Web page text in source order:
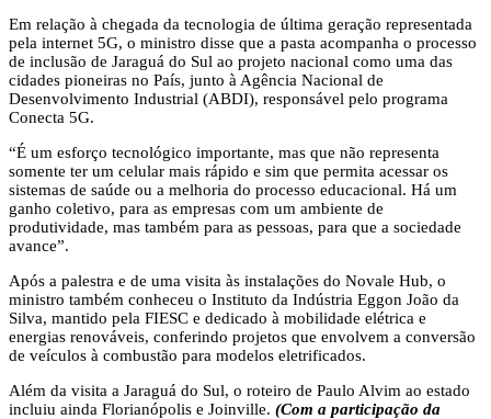
Em relação à chegada da tecnologia de última geração representada
pela internet 5G, o ministro disse que a pasta acompanha o processo
de inclusão de Jaraguá do Sul ao projeto nacional como uma das
cidades pioneiras no País, junto à Agência Nacional de
Desenvolvimento Industrial (ABDI), responsável pelo programa
Conecta 5G.
“É um esforço tecnológico importante, mas que não representa
somente ter um celular mais rápido e sim que permita acessar os
sistemas de saúde ou a melhoria do processo educacional. Há um
ganho coletivo, para as empresas com um ambiente de
produtividade, mas também para as pessoas, para que a sociedade
avance”.
Após a palestra e de uma visita às instalações do Novale Hub, o
ministro também conheceu o Instituto da Indústria Eggon João da
Silva, mantido pela FIESC e dedicado à mobilidade elétrica e
energias renováveis, conferindo projetos que envolvem a conversão
de veículos à combustão para modelos eletrificados.
Além da visita a Jaraguá do Sul, o roteiro de Paulo Alvim ao estado
incluiu ainda Florianópolis e Joinville. (Com a participação da